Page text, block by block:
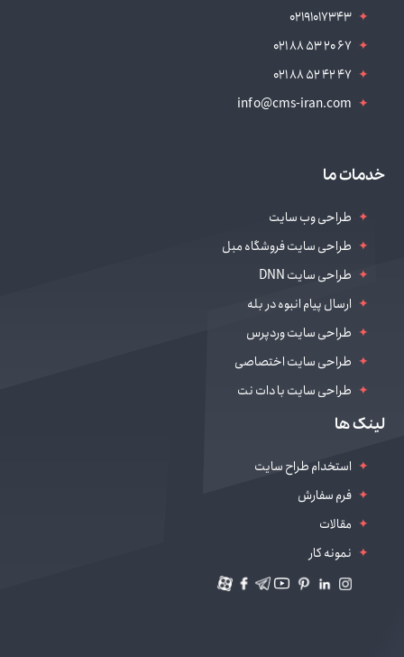
02191017343
021 88 53 20 67
021 88 52 42 47
info@cms-iran.com
خدمات ما
طراحی وب سایت
طراحی سایت فروشگاه مبل
طراحی سایت DNN
ارسال پیام انبوه در بله
طراحی سایت وردپرس
طراحی سایت اختصاصی
طراحی سایت با دات نت
طراحی سایت سالن زیباییلینک ها
استخدام طراح سایت
فرم سفارش
مقالات
نمونه کار